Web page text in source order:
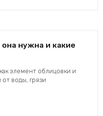
нужна и какие
элемент облицовки и
воды, грязи